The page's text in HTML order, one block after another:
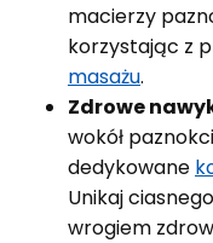
macierzy
korzystając z
masażu.
Zdrowe
wokół
dedykowane
Unikaj
wrogiem